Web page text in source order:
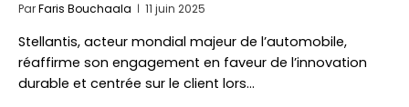
ParFaris Bouchaala 11 juin 2025
Stellantis, acteur mondial majeur de l’automobile,
réaffirme son engagement en faveur de l’innovation
durable et centrée sur le client lors…